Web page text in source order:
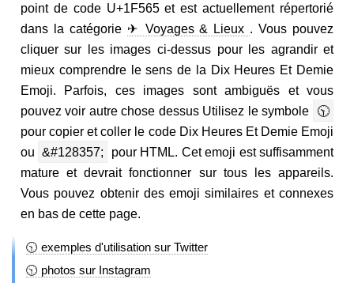
point de code U+1F565 et est actuellement répertorié
dans la catégorie ✈ Voyages & Lieux . Vous pouvez
cliquer sur les images ci-dessus pour les agrandir et
mieux comprendre le sens de la Dix Heures Et Demie
Emoji. Parfois, ces images sont ambiguës et vous
pouvez voir autre chose dessus Utilisez le symbole
🕥
pour copier et coller le code Dix Heures Et Demie Emoji
ou &#128357;
pour HTML. Cet emoji est suffisamment
mature et devrait fonctionner sur tous les appareils.
Vous pouvez obtenir des emoji similaires et connexes
en bas de cette page.
🕥 exemples d'utilisation sur Twitter
🕥 photos sur Instagram